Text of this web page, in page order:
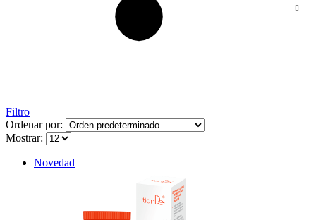
Filtro
Ordenar por:
Mostrar:
Novedad